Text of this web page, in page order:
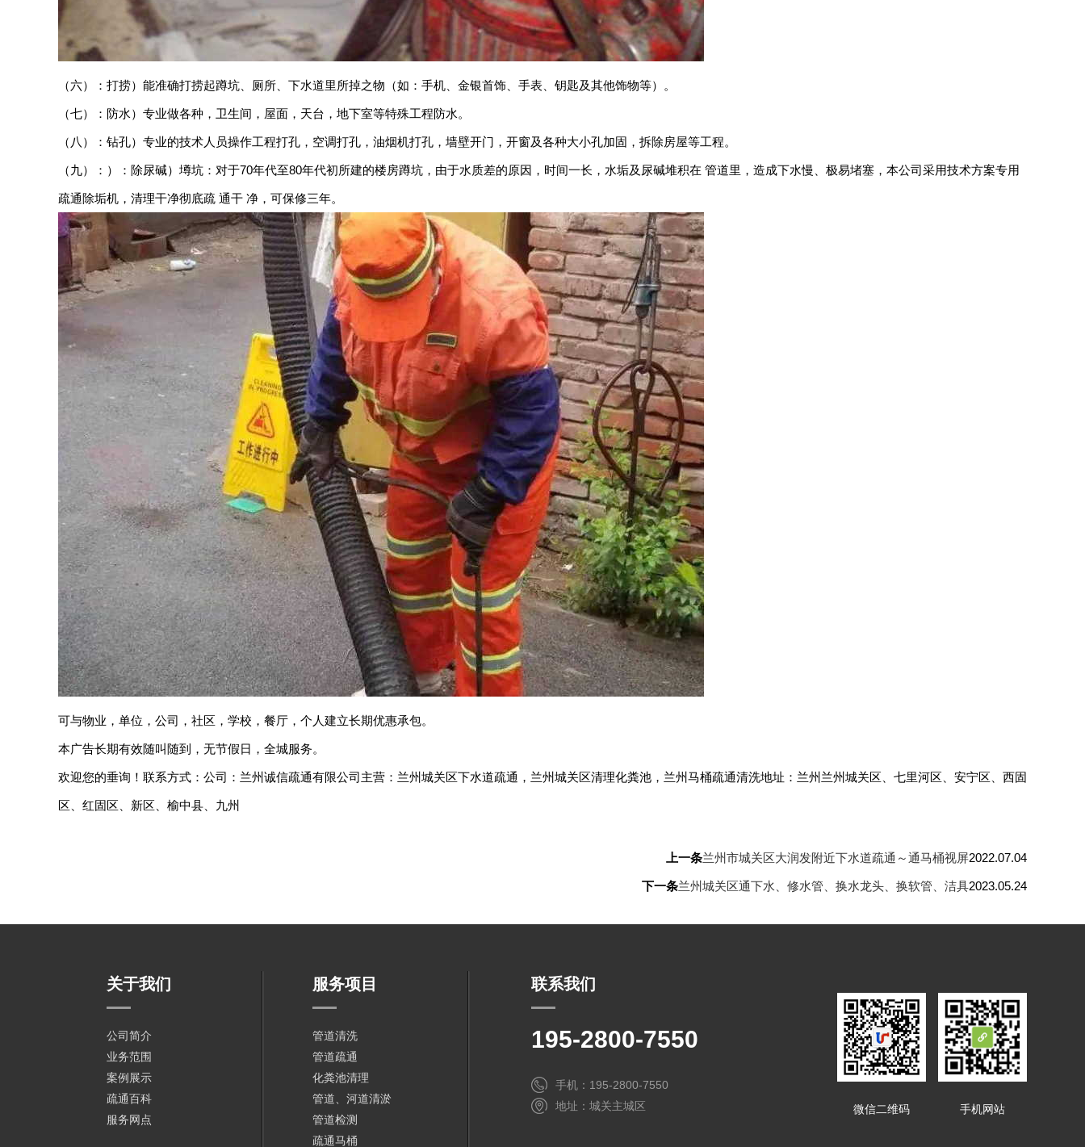
（六）：打捞）能准确打捞起蹲坑、厕所、下水道里所掉之物（如：手机、金银首饰、手表、钥匙及其他饰物等）。
（七）：防水）专业做各种，卫生间，屋面，天台，地下室等特殊工程防水。
（八）：钻孔）专业的技术人员操作工程打孔，空调打孔，油烟机打孔，墙壁开门，开窗及各种大小孔加固，拆除房屋等工程。
（九）：）：除尿碱）墫坑：对于70年代至80年代初所建的楼房蹲坑，由于水质差的原因，时间一长，水垢及尿碱堆积在 管道里，造成下水慢、极易堵塞，本公司采用技术方案专用
疏通除垢机，清理干净彻底疏 通干 净，可保修三年。
可与物业，单位，公司，社区，学校，餐厅，个人建立长期优惠承包。
本广告长期有效随叫随到，无节假日，全城服务。
欢迎您的垂询！联系方式：公司：兰州诚信疏通有限公司主营：兰州城关区下水道疏通，兰州城关区清理化粪池，兰州马桶疏通清洗地址：兰州兰州城关区、七里河区、安宁区、西固
区、红固区、新区、榆中县、九州
上一条兰州市城关区大润发附近下水道疏通～通马桶视屏2022.07.04
下一条兰州城关区通下水、修水管、换水龙头、换软管、洁具2023.05.24
关于我们
公司简介
业务范围
案例展示
疏通百科
服务网点
服务项目
管道清洗
管道疏通
化粪池清理
管道、河道清淤
管道检测
疏通马桶
联系我们
195-2800-7550
手机：195-2800-7550
地址：城关主城区
微信二维码 手机网站